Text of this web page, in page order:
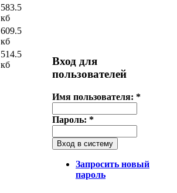
583.5
кб
609.5
кб
514.5
кб
Вход для
пользователей
Имя пользователя: *
Пароль: *
Запросить новый
пароль